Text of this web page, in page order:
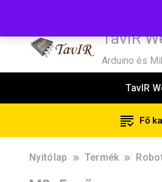
TavIR
Arduino és
TavIR
Fő
Nyitólap Termék